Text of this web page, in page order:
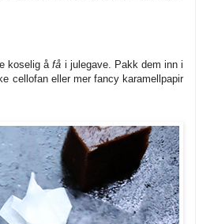
koselig åfå i julegave. Pakk dem inn i
cellofan eller mer fancy karamellpapir